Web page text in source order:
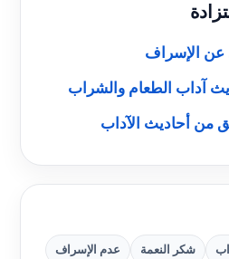
من أحاديث الآداب
شكر النعمة عدم الإسراف